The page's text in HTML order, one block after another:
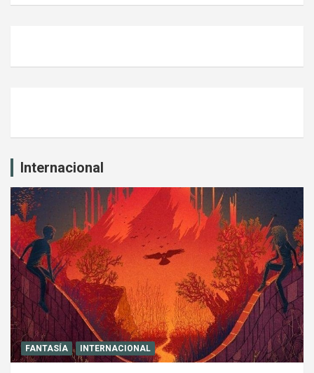
Internacional
FANTASÍA INTERNACIONAL